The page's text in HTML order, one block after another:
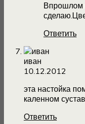
Впрошлом
Ответить
иван
10.12.2012
эта настойка
каленном
Ответить